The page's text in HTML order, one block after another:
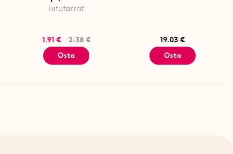
Liitutarrat
1.91 €
2.38 €
Osta
19.03 €
Osta